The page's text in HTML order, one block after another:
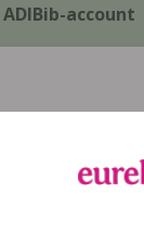
account